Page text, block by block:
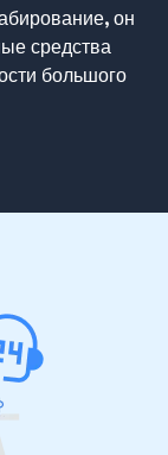
он
средства
большого